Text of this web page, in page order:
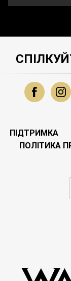
ПІДТРИМКА
ПОЛІТИКА